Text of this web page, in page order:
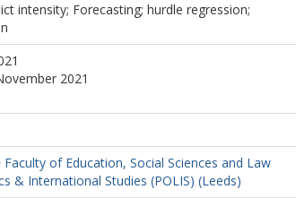
intensity; Forecasting; hurdle regression;
2021
Faculty of Education, Social Sciences and Law
& International Studies (POLIS) (Leeds)